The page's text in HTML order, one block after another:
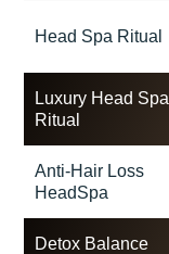
Head Spa Ritual
Luxury Head Spa
Ritual
Anti-Hair Loss
HeadSpa
Detox Balance